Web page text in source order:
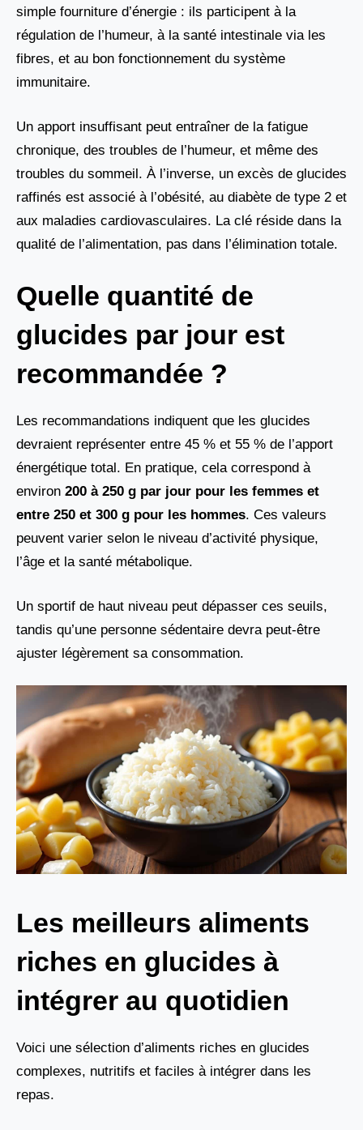
simple fourniture d’énergie : ils participent à la
régulation de l’humeur, à la santé intestinale via les
fibres, et au bon fonctionnement du système
immunitaire.
Un apport insuffisant peut entraîner de la fatigue
chronique, des troubles de l’humeur, et même des
troubles du sommeil. À l’inverse, un excès de glucides
raffinés est associé à l’obésité, au diabète de type 2 et
aux maladies cardiovasculaires. La clé réside dans la
qualité de l’alimentation, pas dans l’élimination totale.
Quelle quantité de
glucides par jour est
recommandée ?
Les recommandations indiquent que les glucides
devraient représenter entre 45 % et 55 % de l’apport
énergétique total. En pratique, cela correspond à
environ 200 à 250 g par jour pour les femmes et
entre 250 et 300 g pour les hommes. Ces valeurs
peuvent varier selon le niveau d’activité physique,
l’âge et la santé métabolique.
Un sportif de haut niveau peut dépasser ces seuils,
tandis qu’une personne sédentaire devra peut-être
ajuster légèrement sa consommation.
Les meilleurs aliments
riches en glucides à
intégrer au quotidien
Voici une sélection d’aliments riches en glucides
complexes, nutritifs et faciles à intégrer dans les
repas.